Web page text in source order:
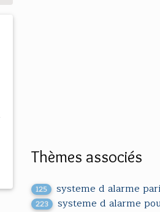
Thèmes associés
125 systeme d alarme
223 systeme d alarme